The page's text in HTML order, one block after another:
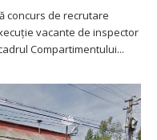
concurs de recrutare
vacante de inspector
Compartimentului...